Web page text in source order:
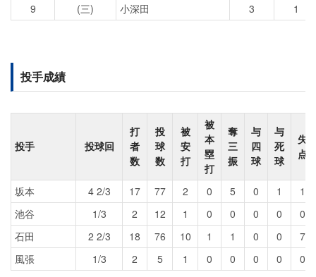
9
(三) 小深田 3 1
投手成績
投手 投球回
打
者
数
投
球
数
被
安
打
被
本
塁
打
奪
三
振
与
四
球
与
死
球
失
点
坂本 4 2/3 17 77 2 0 5 0 1
1
池谷
1/3 2 12 1 0 0 0 0
0
石田
2 2/3 18 76 10 1 1 0 0
7
風張
1/3 2 5 1 0 0 0 0 0